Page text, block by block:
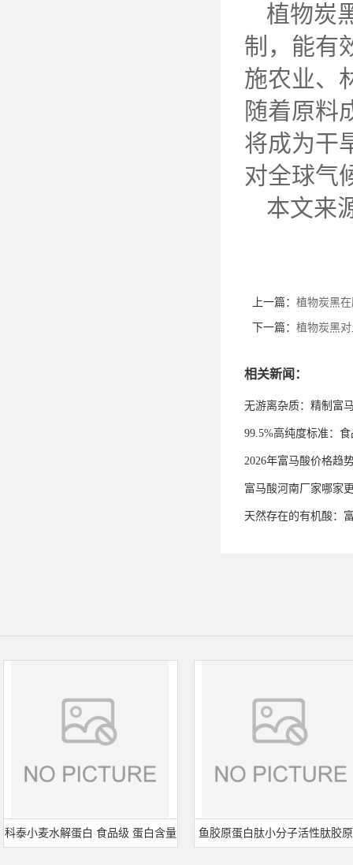
植物炭
制，能有
施农业、
随着原料
将成为干
对全球气
本文来
上一篇： 植物炭黑
下一篇： 植物炭黑
相关新闻：
无游离杂质：精制富
99.5%高纯度标准：
2026年富马酸价格趋
富马酸河南厂家哪家
天然存在的有机酸：
麦水解蛋白 食品级 蛋白含量 鱼胶原蛋白肽小分子活性肽胶原蛋